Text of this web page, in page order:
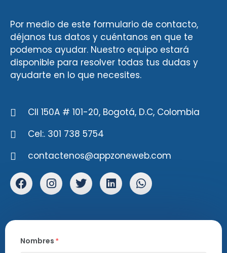
Por medio de este formulario de contacto,
déjanos tus datos y cuéntanos en que te
podemos ayudar. Nuestro equipo estará
disponible para resolver todas tus dudas y
ayudarte en lo que necesites.
Cll 150A # 101-20, Bogotá, D.C, Colombia
Cel:. 301 738 5754
contactenos@appzoneweb.com
Nombres *